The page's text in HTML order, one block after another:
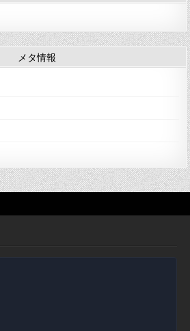
メタ情報